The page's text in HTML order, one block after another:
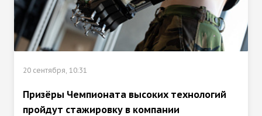
20 сентября, 10:31
Призёры Чемпионата высоких технологий
пройдут стажировку в компании